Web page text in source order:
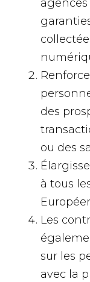
des
ou des
à tous
Les
sur les
avec la